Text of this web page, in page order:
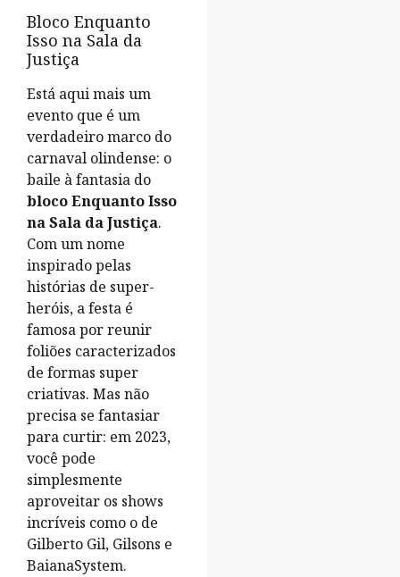
Bloco Enquanto
Isso na Sala da
Justiça
Está aqui mais um
evento que é um
verdadeiro marco do
carnaval olindense: o
baile à fantasia do
bloco Enquanto Isso
na Sala da Justiça.
Com um nome
inspirado pelas
histórias de super-
heróis, a festa é
famosa por reunir
foliões caracterizados
de formas super
criativas. Mas não
precisa se fantasiar
para curtir: em 2023,
você pode
simplesmente
aproveitar os shows
incríveis como o de
Gilberto Gil, Gilsons e
BaianaSystem.